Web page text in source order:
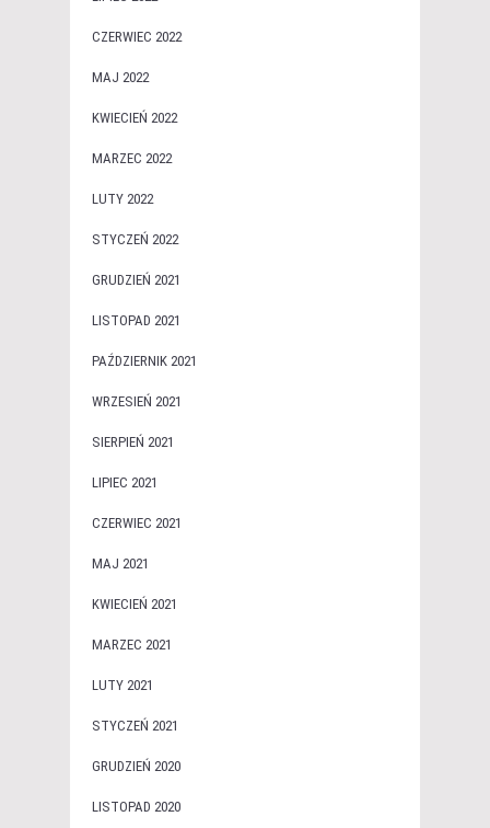
CZERWIEC 2022
MAJ 2022
KWIECIEŃ 2022
MARZEC 2022
LUTY 2022
STYCZEŃ 2022
GRUDZIEŃ 2021
LISTOPAD 2021
PAŹDZIERNIK 2021
WRZESIEŃ 2021
SIERPIEŃ 2021
LIPIEC 2021
CZERWIEC 2021
MAJ 2021
KWIECIEŃ 2021
MARZEC 2021
LUTY 2021
STYCZEŃ 2021
GRUDZIEŃ 2020
LISTOPAD 2020